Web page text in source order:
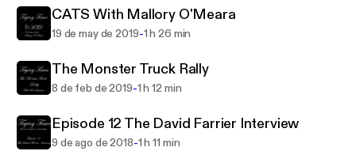
CATS With Mallory O'Meara
19 de may de 2019-1 h 26 min
The Monster Truck Rally
8 de feb de 2019-1 h 12 min
Episode 12 The David Farrier Interview
9 de ago de 2018-1 h 11 min